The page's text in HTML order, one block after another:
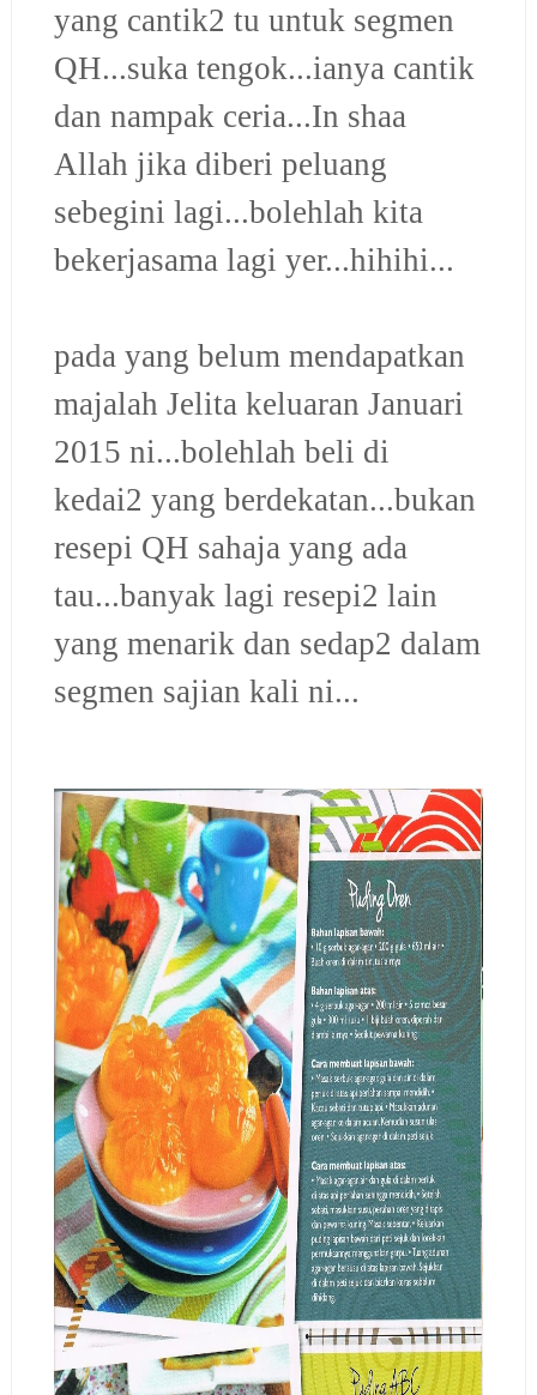
yang cantik2 tu untuk segmen
QH...suka tengok...ianya cantik
dan nampak ceria...In shaa
Allah jika diberi peluang
sebegini lagi...bolehlah kita
bekerjasama lagi yer...hihihi...
pada yang belum mendapatkan
majalah Jelita keluaran Januari
2015 ni...bolehlah beli di
kedai2 yang berdekatan...bukan
resepi QH sahaja yang ada
tau...banyak lagi resepi2 lain
yang menarik dan sedap2 dalam
segmen sajian kali ni...